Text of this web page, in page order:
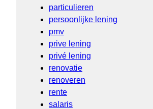
particulieren
persoonlijke lening
pmv
prive lening
privé lening
renovatie
renoveren
rente
salaris